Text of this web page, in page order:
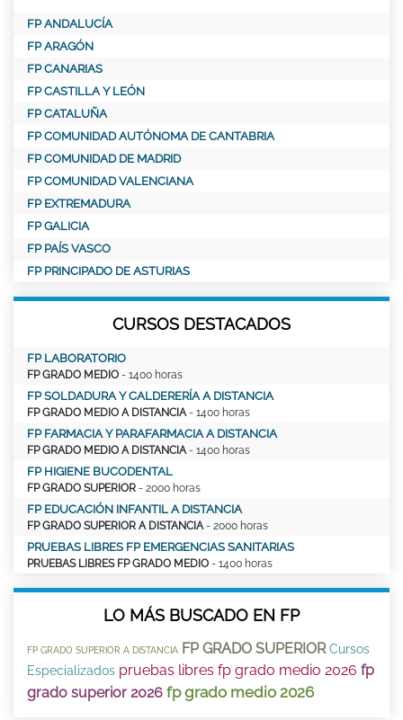
FP ANDALUCÍA
FP ARAGÓN
FP CANARIAS
FP CASTILLA Y LEÓN
FP CATALUÑA
FP COMUNIDAD AUTÓNOMA DE CANTABRIA
FP COMUNIDAD DE MADRID
FP COMUNIDAD VALENCIANA
FP EXTREMADURA
FP GALICIA
FP PAÍS VASCO
FP PRINCIPADO DE ASTURIAS
CURSOS DESTACADOS
FP LABORATORIO
FP GRADO MEDIO - 1400 horas
FP SOLDADURA Y CALDERERÍA A DISTANCIA
FP GRADO MEDIO A DISTANCIA - 1400 horas
FP FARMACIA Y PARAFARMACIA A DISTANCIA
FP GRADO MEDIO A DISTANCIA - 1400 horas
FP HIGIENE BUCODENTAL
FP GRADO SUPERIOR - 2000 horas
FP EDUCACIÓN INFANTIL A DISTANCIA
FP GRADO SUPERIOR A DISTANCIA - 2000 horas
PRUEBAS LIBRES FP EMERGENCIAS SANITARIAS
PRUEBAS LIBRES FP GRADO MEDIO - 1400 horas
LO MÁS BUSCADO EN FP
FP GRADO SUPERIOR A DISTANCIA FP GRADO SUPERIOR Cursos
Especializados pruebas libres fp grado medio 2026 fp
grado superior 2026 fp grado medio 2026